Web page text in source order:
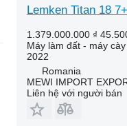
Lemken Titan 18
1.379.000.000 ₫
Máy làm đất - máy
2022
Romania
MEWI IMPORT
Liên hệ với người bán